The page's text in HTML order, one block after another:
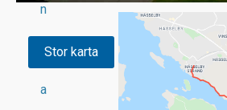
n
a
Stor karta